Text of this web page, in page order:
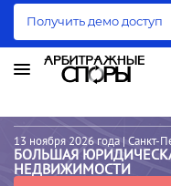
Получить демо доступ
13 ноября 2026 года | Санкт-
БОЛЬШАЯ
НЕДВИЖИМОСТИ